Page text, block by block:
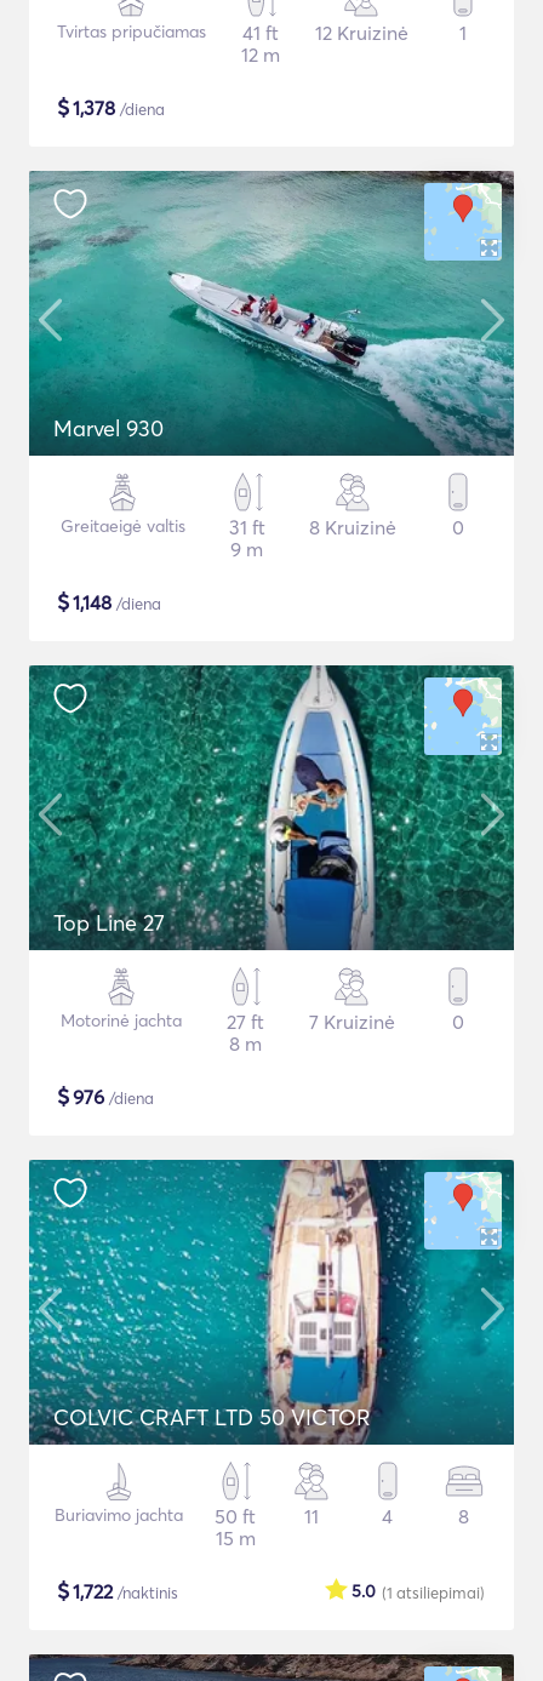
Tvirtas pripučiamas
41 ft
12 m
12 Kruizinė 1
$1,378 /diena
Marvel 930
Greitaeigė valtis
31 ft
9 m
8 Kruizinė 0
$1,148 /diena
Top Line 27
Motorinė jachta
27 ft
8 m
7 Kruizinė 0
$976 /diena
COLVIC CRAFT LTD 50 VICTOR
Buriavimo jachta
50 ft
15 m
11 4 8
$1,722/naktinis (1 atsiliepimai)
5.0